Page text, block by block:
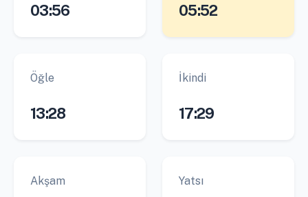
03:56 05:52
Öğle
13:28
İkindi
17:29
Akşam Yatsı